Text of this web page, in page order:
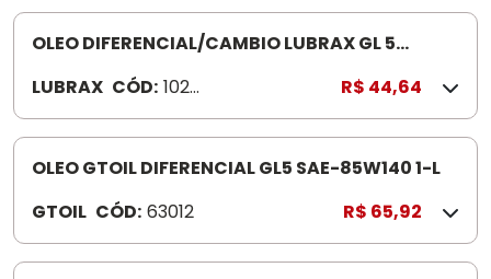
OLEO DIFERENCIAL/CAMBIO LUBRAX GL 5
LUBRAX CÓD: 102
692
5
R$ 44,64
OLEO GTOIL DIFERENCIAL GL5 SAE-85W140 1-L
GTOIL CÓD: 63012 R$ 65,92